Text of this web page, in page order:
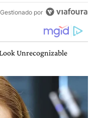
Gestionado por